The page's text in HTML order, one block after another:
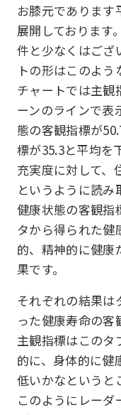
お膝元でありま
展開しております
件と少なくはござ
トの形はこのよう
チャートでは主観
ーンのラインで表
態の客観指標が
標が35.3と平均を
充実度に対して、
というように読み
健康状態の客観指
タから得られた健
的、精神的に健康
果です。
それぞれの結果は
った健康寿命の客
主観指標はこのタ
的に、身体的に健
低いかなというと
このようにレー